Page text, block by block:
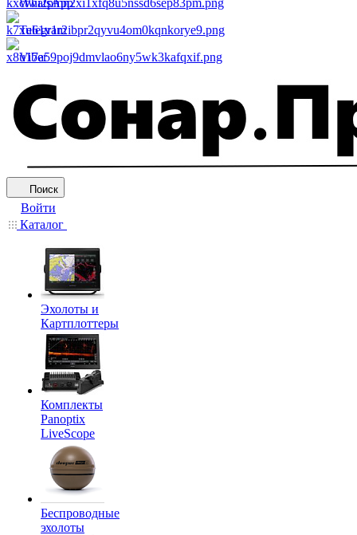
WhatsApp
Telegram
Viber
Поиск
Войти
Каталог
Эхолоты и
Картплоттеры
Комплекты
Panoptix
LiveScope
Беспроводные
эхолоты